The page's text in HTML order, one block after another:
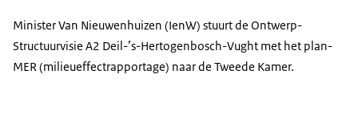
Minister Van Nieuwenhuizen (IenW) stuurt de Ontwerp-
Structuurvisie A2 Deil-’s-Hertogenbosch-Vught met het plan-
MER (milieueffectrapportage) naar de Tweede Kamer.